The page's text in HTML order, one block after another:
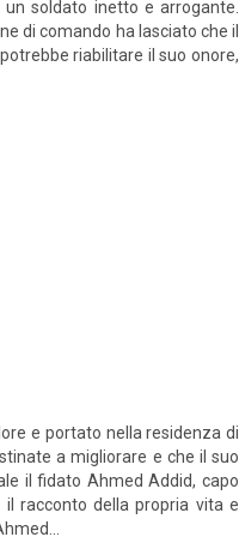
soldato inetto e arrogante.
di comando ha lasciato che il
riabilitare il suo onore,
e portato nella residenza di
a migliorare e che il suo
il fidato Ahmed Addid, capo
racconto della propria vita e